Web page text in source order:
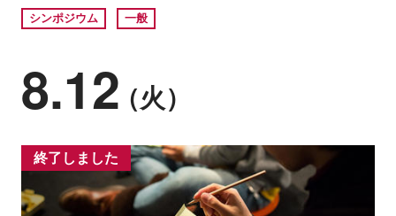
シンポジウム 一般
8.12（火）
終了しました